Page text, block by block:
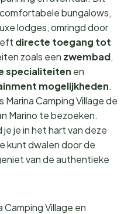
bungalows,
lodges, omringd door
directe toegang tot
zoals een zwembad,
specialiteiten en
mogelijkheden.
Marina Camping Village de
Marino te bezoeken.
je in het hart van deze
kunt dwalen door de
van de authentieke
Camping Village en